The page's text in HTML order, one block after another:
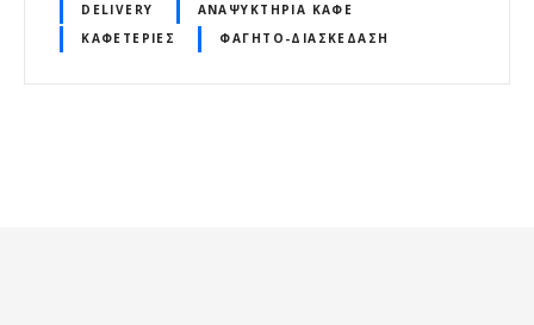
DELIVERY
ΑΝΑΨΥΚΤΉΡΙΑ ΚΑΦΈ
ΚΑΦΕΤΈΡΙΕΣ
ΦΑΓΗΤΌ-ΔΙΑΣΚΈΔΑΣΗ